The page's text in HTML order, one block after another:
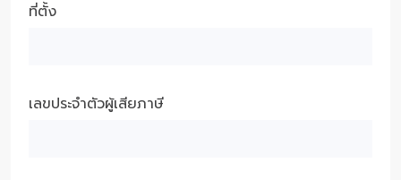
ที่ตั้ง
เลขประจำตัวผู้เสียภาษี